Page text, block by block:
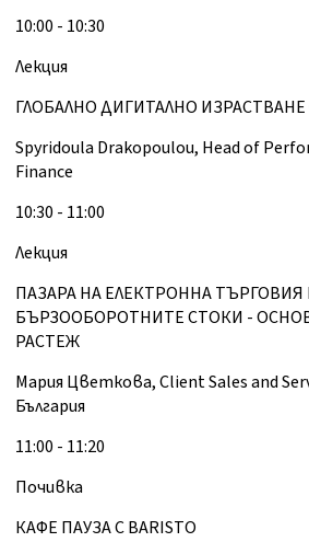
10:00 - 10:30
Лекция
ГЛОБАЛНО ДИГИТАЛНО ИЗРАСТВАНЕ
Spyridoula Drakopoulou, Head of
Finance
10:30 - 11:00
Лекция
ПАЗАРА НА ЕЛЕКТРОННА ТЪРГОВИЯ
БЪРЗООБОРОТНИТЕ СТОКИ -
РАСТЕЖ
Мария Цветкова, Client Sales and
България
11:00 - 11:20
Почивка
КАФЕ ПАУЗА С BARISTO